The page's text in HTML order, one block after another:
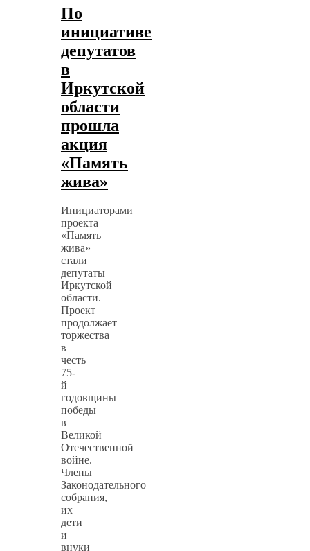
По
инициативе
депутатов
в
Иркутской
области
прошла
акция
«Память
жива»
Инициаторами
проекта
«Память
жива»
стали
депутаты
Иркутской
области.
Проект
продолжает
торжества
в
честь
75-
й
годовщины
победы
в
Великой
Отечественной
войне.
Члены
Законодательного
собрания,
их
дети
и
внуки